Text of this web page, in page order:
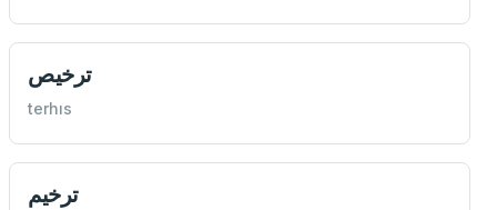
ترخيص
terhıs
ترخيم